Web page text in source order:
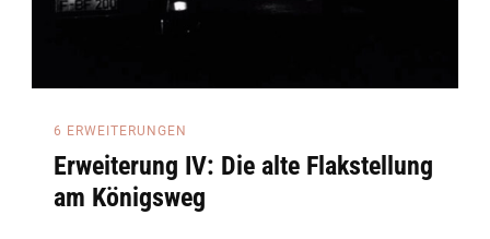
6 ERWEITERUNGEN
Erweiterung IV: Die alte Flakstellung
am Königsweg